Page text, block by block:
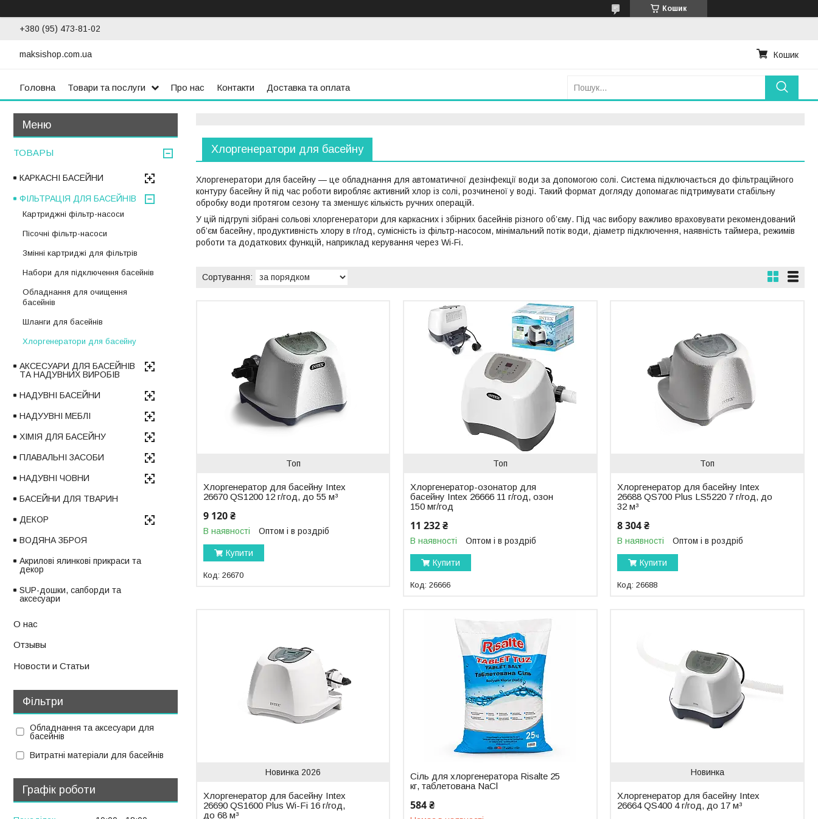
Кошик
+380 (95) 473-81-02
maksishop.com.ua Кошик
Головна Товари та послуги Про нас Контакти Доставка та оплата
Хлоргенератори для басейну
Хлоргенератори для басейну — це обладнання для автоматичної дезінфекції води за допомогою солі. Система підключається до фільтраційного
контуру басейну й під час роботи виробляє активний хлор із солі, розчиненої у воді. Такий формат догляду допомагає підтримувати стабільну
обробку води протягом сезону та зменшує кількість ручних операцій.
У цій підгрупі зібрані сольові хлоргенератори для каркасних і збірних басейнів різного об’єму. Під час вибору важливо враховувати рекомендований
об’єм басейну, продуктивність хлору в г/год, сумісність із фільтр-насосом, мінімальний потік води, діаметр підключення, наявність таймера, режимів
роботи та додаткових функцій, наприклад керування через Wi-Fi.
Топ
Хлоргенератор для басейну Intex
26670 QS1200 12 г/год, до 55 м³
9 120 ₴
В наявності Оптом і в роздріб
Купити
26670
Топ
Хлоргенератор-озонатор для
басейну Intex 26666 11 г/год, озон
150 мг/год
11 232 ₴
В наявності Оптом і в роздріб
Купити
26666
Топ
Хлоргенератор для басейну Intex
26688 QS700 Plus LS5220 7 г/год, до
32 м³
8 304 ₴
В наявності Оптом і в роздріб
Купити
26688
Новинка 2026
Хлоргенератор для басейну Intex
26690 QS1600 Plus Wi-Fi 16 г/год,
до 68 м³
Сіль для хлоргенератора Risalte 25
кг, таблетована NaCl
584 ₴
Новинка
Хлоргенератор для басейну Intex
26664 QS400 4 г/год, до 17 м³
ТОВАРЫ
КАРКАСНІ БАСЕЙНИ
ФІЛЬТРАЦІЯ ДЛЯ БАСЕЙНІВ
Картриджні фільтр-насоси
Пісочні фільтр-насоси
Змінні картриджі для фільтрів
Набори для підключення басейнів
Обладнання для очищення
басейнів
Шланги для басейнів
Хлоргенератори для басейну
АКСЕСУАРИ ДЛЯ БАСЕЙНІВ
ТА НАДУВНИХ ВИРОБІВ
НАДУВНІ БАСЕЙНИ
НАДУУВНІ МЕБЛІ
ХІМІЯ ДЛЯ БАСЕЙНУ
ПЛАВАЛЬНІ ЗАСОБИ
НАДУВНІ ЧОВНИ
БАСЕЙНИ ДЛЯ ТВАРИН
ДЕКОР
ВОДЯНА ЗБРОЯ
Акрилові ялинкові прикраси та
декор
SUP-дошки, сапборди та
аксесуари
О нас
Отзывы
Новости и Статьи
Фільтри
Обладнання та аксесуари для
басейнів
Витратні матеріали для басейнів
Графік роботи